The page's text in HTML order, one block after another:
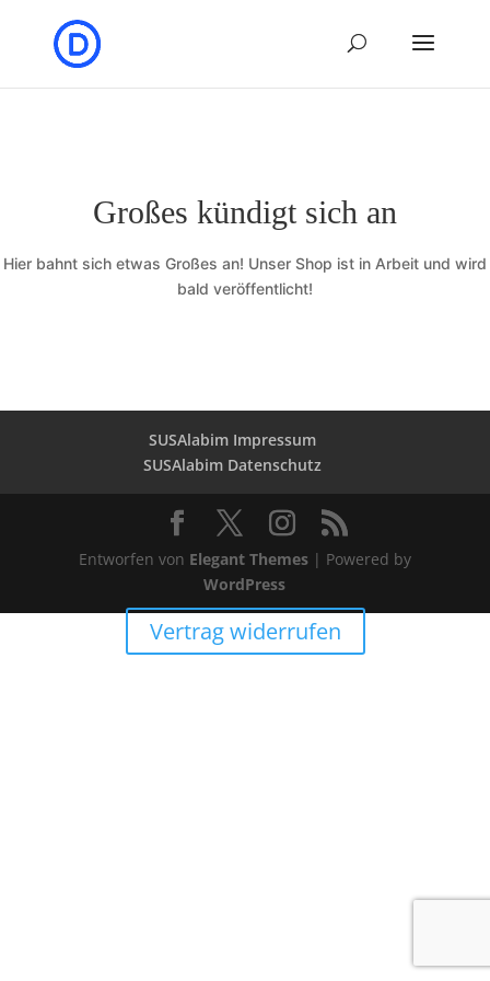
Großes kündigt sich an
Hier bahnt sich etwas Großes an! Unser Shop ist in Arbeit und wird
bald veröffentlicht!
SUSAlabim Impressum
SUSAlabim Datenschutz
Entworfen von Elegant Themes| Powered by
WordPress
Vertrag widerrufen